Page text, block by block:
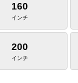
160
インチ
200
インチ